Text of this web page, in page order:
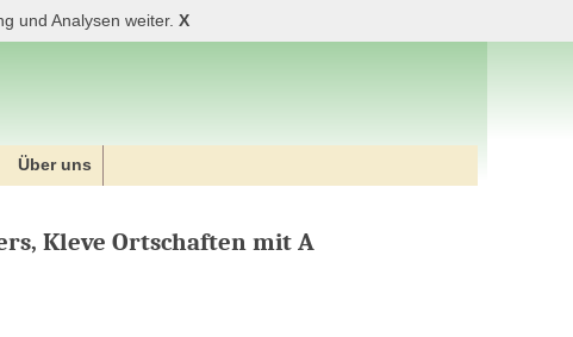
und Analysen weiter. X
Über uns
Kleve Ortschaften mit A